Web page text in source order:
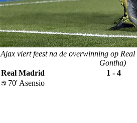
Ajax viert feest na de overwinning op
Gontha)
Real Madrid
1 - 4
70' Asensio